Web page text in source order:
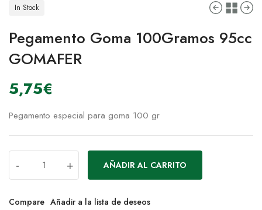
In Stock
Pegamento Goma 100Gramos 95cc
GOMAFER
5,75€
Pegamento especial para goma 100 gr
- + AÑADIR AL CARRITO
Compare Añadir a la lista de deseos